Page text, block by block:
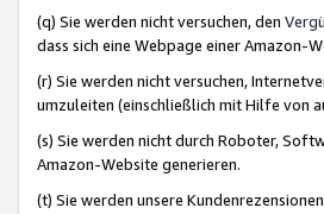
(q) Sie werden nicht versuchen, den
dass sich eine Webpage einer Amazon-
(r) Sie werden nicht versuchen,
umzuleiten (einschließlich mit Hilfe von
(s) Sie werden nicht durch Roboter,
Amazon-Website generieren.
(t) Sie werden unsere